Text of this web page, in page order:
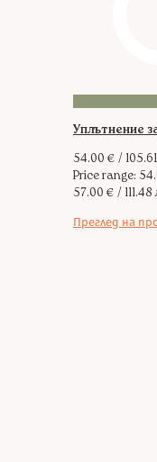
Уплътнение
54.00 € /
Price range:
57.00 € / 111.48
Преглед на